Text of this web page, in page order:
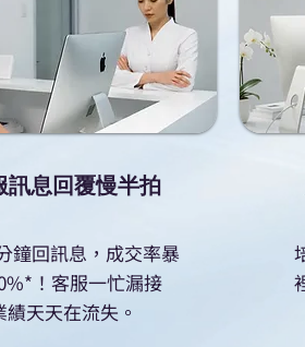
訊息回覆慢半拍
鐘回訊息，成交率暴
！客服一忙漏接
績天天在流失。